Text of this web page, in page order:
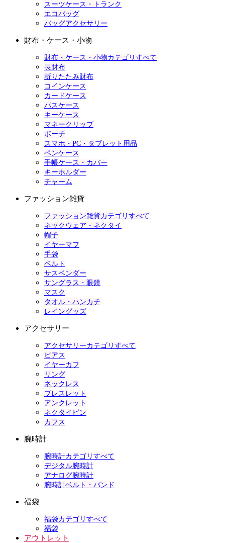
スーツケース・トランク
エコバッグ
バッグアクセサリー
財布・ケース・小物
財布・ケース・小物カテゴリすべて
長財布
折りたたみ財布
コインケース
カードケース
パスケース
キーケース
マネークリップ
ポーチ
スマホ・PC・タブレット用品
ペンケース
手帳ケース・カバー
キーホルダー
チャーム
ファッション雑貨
ファッション雑貨カテゴリすべて
ネックウェア・ネクタイ
帽子
イヤーマフ
手袋
ベルト
サスペンダー
サングラス・眼鏡
マスク
タオル・ハンカチ
レイングッズ
アクセサリー
アクセサリーカテゴリすべて
ピアス
イヤーカフ
リング
ネックレス
ブレスレット
アンクレット
ネクタイピン
カフス
腕時計
腕時計カテゴリすべて
デジタル腕時計
アナログ腕時計
腕時計ベルト・バンド
福袋
福袋カテゴリすべて
福袋
アウトレット